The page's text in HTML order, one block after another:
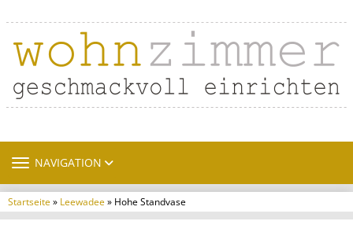
TOGGLE NAVIGATION
NAVIGATION
Startseite» Leewadee» Hohe Standvase